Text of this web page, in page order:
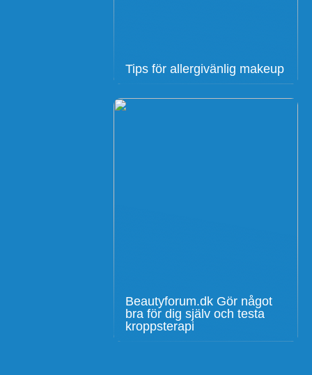
Tips för allergivänlig makeup
Beautyforum.dk Gör något
bra för dig själv och testa
kroppsterapi